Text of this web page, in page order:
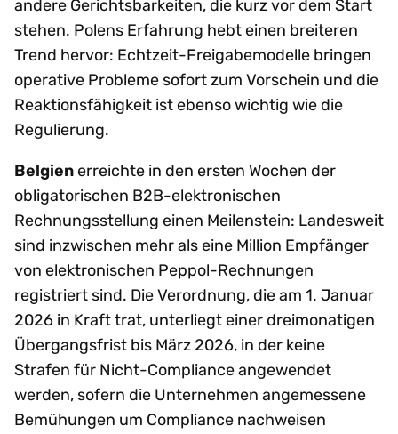
andere Gerichtsbarkeiten, die kurz vor dem Start
stehen. Polens Erfahrung hebt einen breiteren
Trend hervor: Echtzeit-Freigabemodelle bringen
operative Probleme sofort zum Vorschein und die
Reaktionsfähigkeit ist ebenso wichtig wie die
Regulierung.
Belgienerreichte in den ersten Wochen der
obligatorischen B2B-elektronischen
Rechnungsstellung einen Meilenstein: Landesweit
sind inzwischen mehr als eine Million Empfänger
von elektronischen Peppol-Rechnungen
registriert sind. Die Verordnung, die am 1. Januar
2026 in Kraft trat, unterliegt einer dreimonatigen
Übergangsfrist bis März 2026, in der keine
Strafen für Nicht-Compliance angewendet
werden, sofern die Unternehmen angemessene
Bemühungen um Compliance nachweisen